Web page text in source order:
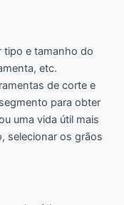
tipo e tamanho do
etc.
de corte e
para obter
uma vida útil mais
selecionar os grãos